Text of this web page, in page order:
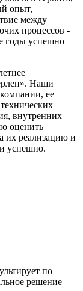
опыт,
между
процессов -
годы успешно
Наши
ее
внутренних
оценить
их реализацию и
успешно.
по
решение